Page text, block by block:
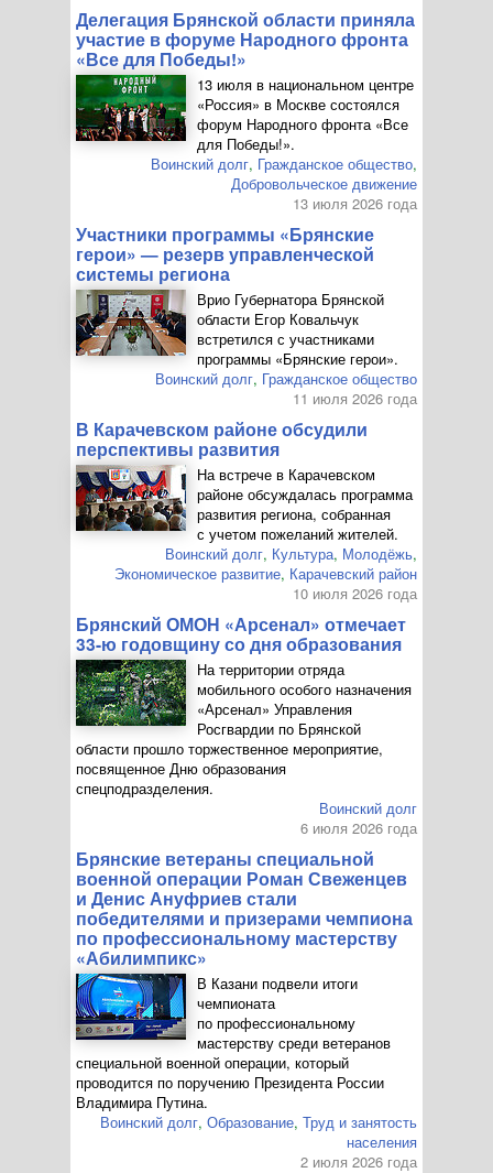
Делегация Брянской области приняла
участие в форуме Народного фронта
«Все для Победы!»
13 июля в национальном центре
«Россия» в Москве состоялся
форум Народного фронта «Все
для Победы!».
Воинский долг, Гражданское общество,
Добровольческое движение
13 июля 2026 года
Участники программы «Брянские
герои» — резерв управленческой
системы региона
Врио Губернатора Брянской
области Егор Ковальчук
встретился с участниками
программы «Брянские герои».
Воинский долг, Гражданское общество
11 июля 2026 года
В Карачевском районе обсудили
перспективы развития
На встрече в Карачевском
районе обсуждалась программа
развития региона, собранная
с учетом пожеланий жителей.
Воинский долг, Культура, Молодёжь,
Экономическое развитие, Карачевский район
10 июля 2026 года
Брянский ОМОН «Арсенал» отмечает
33-ю годовщину со дня образования
На территории отряда
мобильного особого назначения
«Арсенал» Управления
Росгвардии по Брянской
области прошло торжественное мероприятие,
посвященное Дню образования
спецподразделения.
Воинский долг
6 июля 2026 года
Брянские ветераны специальной
военной операции Роман Свеженцев
и Денис Ануфриев стали
победителями и призерами чемпиона
по профессиональному мастерству
«Абилимпикс»
В Казани подвели итоги
чемпионата
по профессиональному
мастерству среди ветеранов
специальной военной операции, который
проводится по поручению Президента России
Владимира Путина.
Воинский долг, Образование, Труд и занятость
населения
2 июля 2026 года